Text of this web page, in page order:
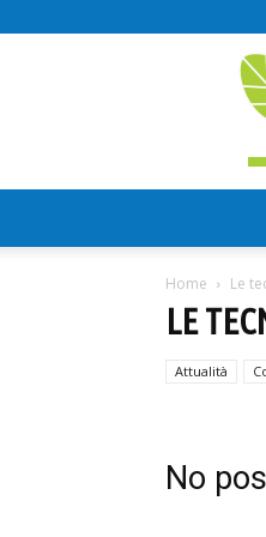
Home Le
LE
Attualità
No